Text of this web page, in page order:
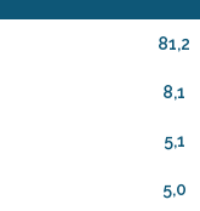
81,2
8,1
5,1
5,0